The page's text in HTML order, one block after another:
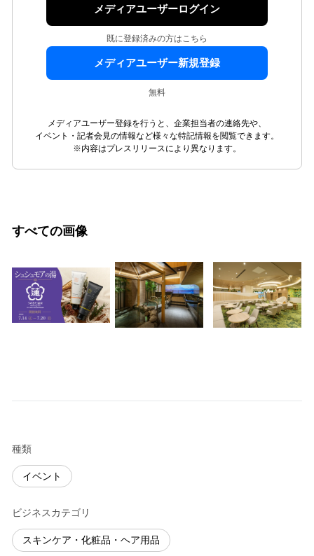
メディアユーザーログイン
既に登録済みの方はこちら
メディアユーザー新規登録
無料
メディアユーザー登録を行うと、企業担当者の連絡先や、
イベント・記者会見の情報など様々な特記情報を閲覧できます。
※内容はプレスリリースにより異なります。
すべての画像
種類
イベント
ビジネスカテゴリ
スキンケア・化粧品・ヘア用品